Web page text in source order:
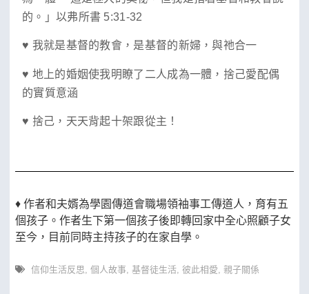
的。」以弗所書 5:31-32
♥ 我就是基督的教會，是基督的新婦，與祂合一
♥ 地上的婚姻使我明瞭了二人成為一體，捨己愛配偶
的實質意涵
♥ 捨己，天天背起十架跟從主！
♦ 作者和夫婿為學園傳道會職場領袖事工傳道人，育有五
個孩子。作者生下第一個孩子後即轉回家中全心照顧子女
至今，目前同時主持孩子的在家自學。
信仰生活反思 個人故事 基督徒生活 彼此相愛 親子關係